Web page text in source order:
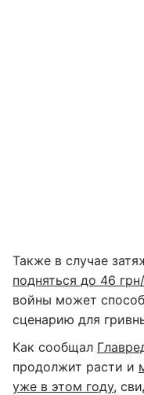
Также в случае
подняться до 46
войны может
сценарию для
Как сообщал
продолжит расти и
уже в этом году,